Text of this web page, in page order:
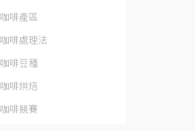
咖啡產區
咖啡處理法
咖啡豆種
咖啡烘焙
咖啡競賽